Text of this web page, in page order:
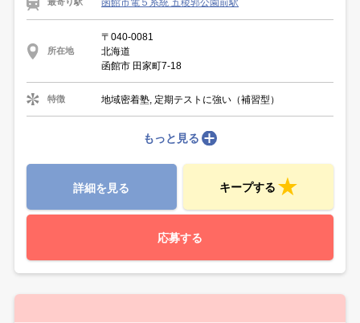
所在地
〒040-0081
北海道
函館市 田家町7-18
特徴 地域密着塾, 定期テストに強い（補習型）
もっと見る
詳細を見る キープする
応募する